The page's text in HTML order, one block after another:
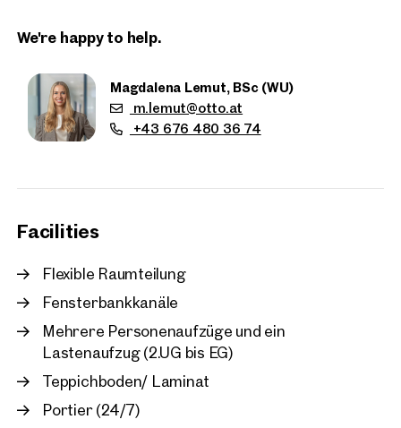
Parkgarage direkt auf der gegenüberliegenden Straßenseite.
We're happy to help.
Magdalena Lemut, BSc (WU)
m.lemut@otto.at
+43 676 480 36 74
Facilities
Flexible Raumteilung
Fensterbankkanäle
Mehrere Personenaufzüge und ein
Lastenaufzug (2.UG bis EG)
Teppichboden/ Laminat
Portier (24/7)
nearby